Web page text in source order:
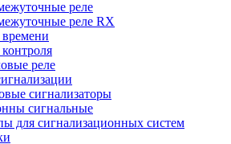
реле
реле RX
времени
реле
сигнализаторы
сигнальные
для сигнализационных систем